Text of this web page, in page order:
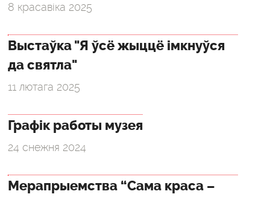
8 красавіка 2025
Выстаўка "Я ўсё жыццё імкнуўся
да святла"
11 лютага 2025
Графік работы музея
24 снежня 2024
Мерапрыемства “Сама краса –